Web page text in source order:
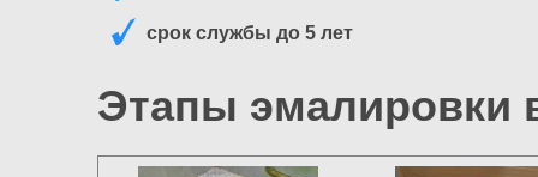
срок службы до 5 лет
Этапы эмалировки